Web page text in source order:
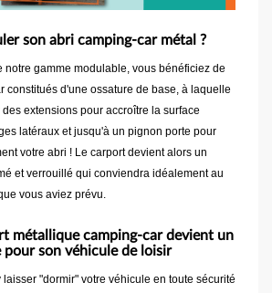
son abri camping-car métal ?
notre gamme modulable, vous bénéficiez de
constitués d'une ossature de base, à laquelle
extensions pour accroître la surface
latéraux et jusqu'à un pignon porte pour
votre abri ! Le carport devient alors un
et verrouillé qui conviendra idéalement au
vous aviez prévu.
métallique camping-car devient un
pour son véhicule de loisir
"dormir" votre véhicule en toute sécurité